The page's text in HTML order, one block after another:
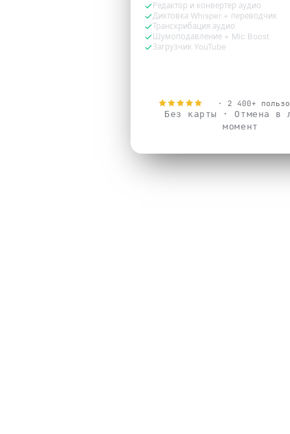
Редактор и конвертер аудио
Диктовка Whisper + переводчик
Транскрибация аудио
Шумоподавление + Mic Boost
Загрузчик YouTube
· 2 400+
Без карты · Отмена в
момент